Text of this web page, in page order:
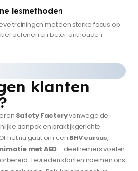
lesmethoden
trainingen met een sterke focus op
oefenen en beter onthouden.
klanten
Safety Factoryvanwege de
aanpak en praktijkgerichte
het nu gaat om een BHV cursus,
met AED – deelnemers voelen
Tevreden klanten noemen ons